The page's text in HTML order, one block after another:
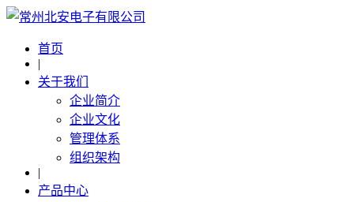
首页
|
关于我们
企业简介
企业文化
管理体系
组织架构
|
产品中心